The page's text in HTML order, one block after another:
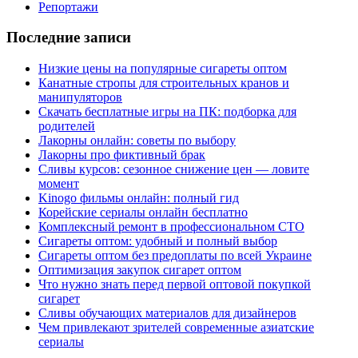
Репортажи
Последние записи
Низкие цены на популярные сигареты оптом
Канатные стропы для строительных кранов и
манипуляторов
Скачать бесплатные игры на ПК: подборка для
родителей
Лакорны онлайн: советы по выбору
Лакорны про фиктивный брак
Сливы курсов: сезонное снижение цен — ловите
момент
Kinogo фильмы онлайн: полный гид
Корейские сериалы онлайн бесплатно
Комплексный ремонт в профессиональном СТО
Сигареты оптом: удобный и полный выбор
Сигареты оптом без предоплаты по всей Украине
Оптимизация закупок сигарет оптом
Что нужно знать перед первой оптовой покупкой
сигарет
Сливы обучающих материалов для дизайнеров
Чем привлекают зрителей современные азиатские
сериалы